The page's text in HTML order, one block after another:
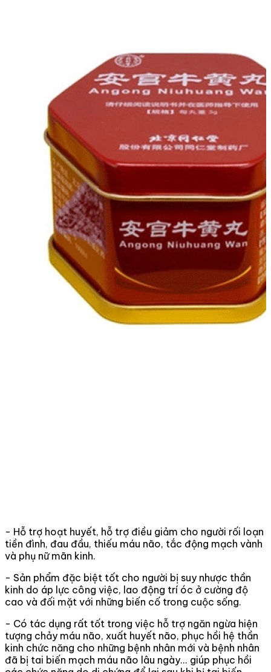
- Hỗ trợ hoạt huyết, hỗ trợ điều giảm cho người rối loạn
tiền đình, đau đầu, thiếu máu não, tắc động mạch vành
và phụ nữ mãn kinh.
- Sản phẩm đặc biệt tốt cho người bị suy nhược thần
kinh do áp lực công việc, lao động trí óc ở cường độ
cao và đối mặt với những biến cố trong cuộc sống.
- Có tác dụng rất tốt trong việc hỗ trợ ngăn ngừa hiện
tượng chảy máu não, xuất huyết não, phục hồi hệ thần
kinh chức năng cho những bệnh nhân mới và bệnh nhân
đã bị tai biến mạch máu não lâu ngày... giúp phục hồi